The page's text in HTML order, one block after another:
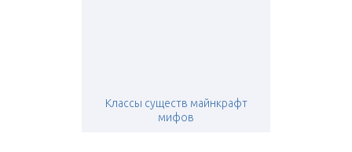
Классы существ майнкрафт
мифов